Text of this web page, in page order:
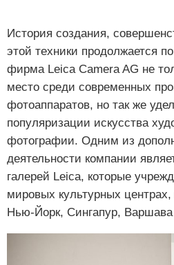
История создания,
этой техники продолжается
фирма Leica Camera AG не
место среди современных
фотоаппаратов, но так же
популяризации искусства
фотографии. Одним из
деятельности компании
галерей Leica, которые
мировых культурных
Нью-Йорк, Сингапур, Варшава